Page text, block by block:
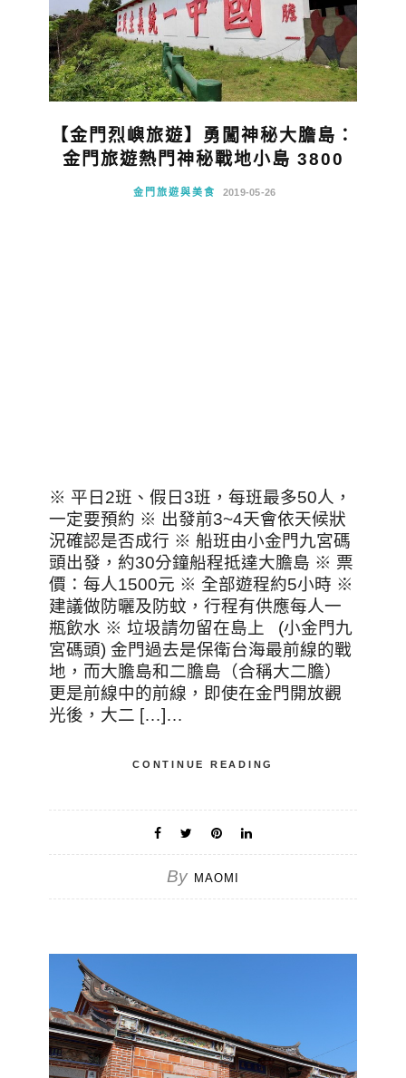
【金門烈嶼旅遊】勇闖神秘大膽島：
金門旅遊熱門神秘戰地小島 3800
金門旅遊與美食 2019-05-26
※ 平日2班、假日3班，每班最多50人，
一定要預約 ※ 出發前3~4天會依天候狀
況確認是否成行 ※ 船班由小金門九宮碼
頭出發，約30分鐘船程抵達大膽島 ※ 票
價：每人1500元 ※ 全部遊程約5小時 ※
建議做防曬及防蚊，行程有供應每人一
瓶飲水 ※ 垃圾請勿留在島上 (小金門九
宮碼頭) 金門過去是保衛台海最前線的戰
地，而大膽島和二膽島（合稱大二膽）
更是前線中的前線，即使在金門開放觀
光後，大二 […]…
CONTINUE READING
By MAOMI